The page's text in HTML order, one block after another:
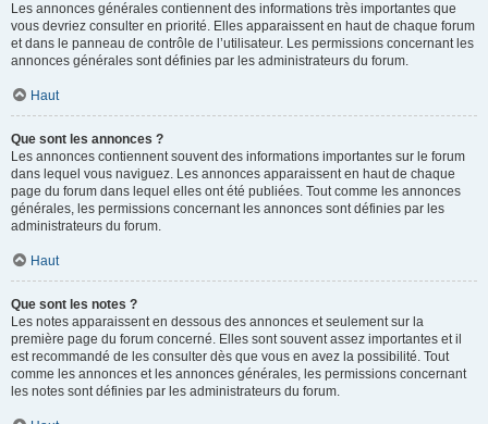
Les annonces générales contiennent des informations très importantes que
vous devriez consulter en priorité. Elles apparaissent en haut de chaque forum
et dans le panneau de contrôle de l’utilisateur. Les permissions concernant les
annonces générales sont définies par les administrateurs du forum.
Haut
Que sont les annonces ?
Les annonces contiennent souvent des informations importantes sur le forum
dans lequel vous naviguez. Les annonces apparaissent en haut de chaque
page du forum dans lequel elles ont été publiées. Tout comme les annonces
générales, les permissions concernant les annonces sont définies par les
administrateurs du forum.
Haut
Que sont les notes ?
Les notes apparaissent en dessous des annonces et seulement sur la
première page du forum concerné. Elles sont souvent assez importantes et il
est recommandé de les consulter dès que vous en avez la possibilité. Tout
comme les annonces et les annonces générales, les permissions concernant
les notes sont définies par les administrateurs du forum.